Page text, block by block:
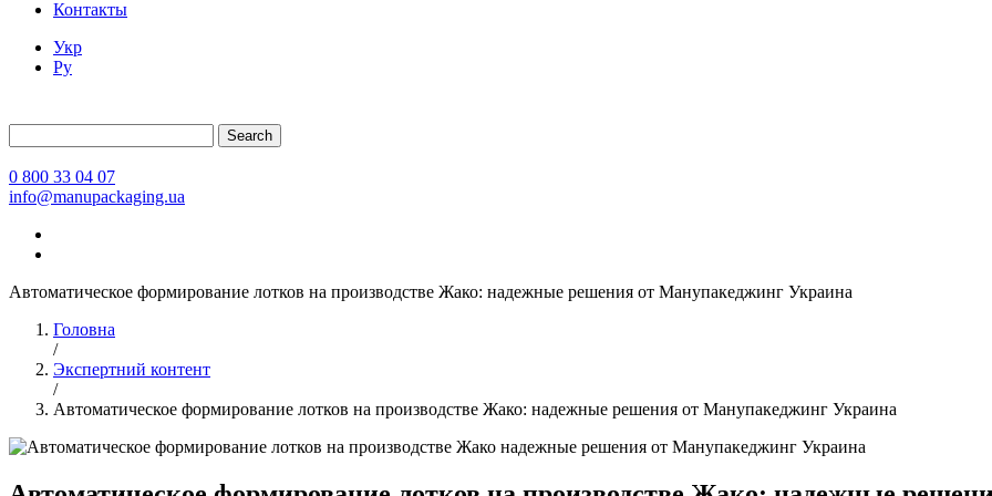
Контакты
Укр
Ру
Search
0 800 33 04 07
info@manupackaging.ua
Автоматическое формирование лотков на производстве Жако: надежные решения от Манупакеджинг Украина
Головна
/
Экспертний контент
/
Автоматическое формирование лотков на производстве Жако: надежные решения от Манупакеджинг Украина